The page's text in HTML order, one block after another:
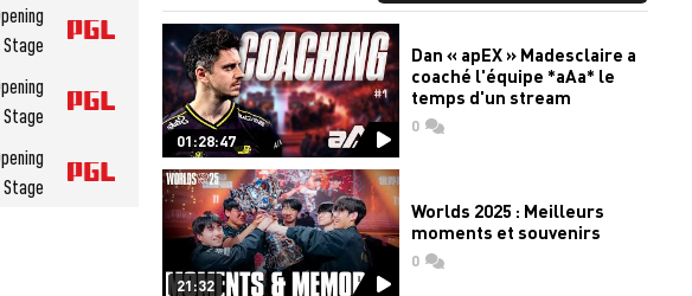
Stage
Stage
Stage
01:28:47
Dan « apEX » Madesclaire a
coaché l'équipe *aAa* le
temps d'un stream
0commentaires
21:32
Worlds 2025 : Meilleurs
moments et souvenirs
0commentaires